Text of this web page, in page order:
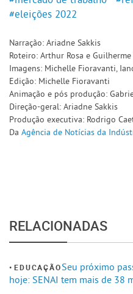
#eleições 2022
Narração: Ariadne Sakkis
Roteiro: Arthur Rosa e
Imagens: Michelle Fioravanti,
Edição: Michelle Fioravanti
Animação e pós produção:
Direção-geral: Ariadne Sakkis
Produção executiva: Rodrigo
Da Agência de Notícias da
RELACIONADAS
EDUCAÇÃOSeu próximo
hoje: SENAI tem mais de 38